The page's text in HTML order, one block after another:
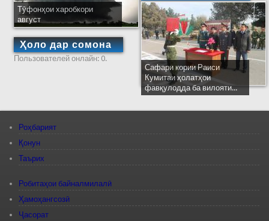
Тӯфонҳои харобкори
август
Ҳоло дар сомона
Пользователей онлайн: 0.
Сафари кории Раиси
Кумитаи ҳолатҳои
фавқулодда ба вилояти...
Роҳбарият
Қонун
Таърих
Робитаҳои байналмилалӣ
Ҳамоҳангсозӣ
Ҷасорат